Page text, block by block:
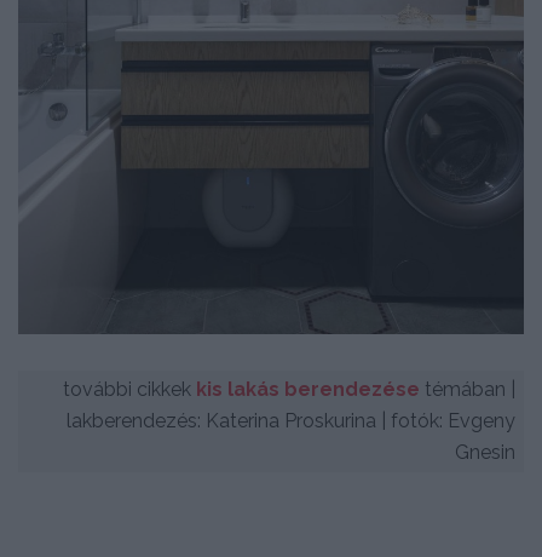
további cikkek kis lakás berendezése témában |
lakberendezés: Katerina Proskurina | fotók: Evgeny
Gnesin